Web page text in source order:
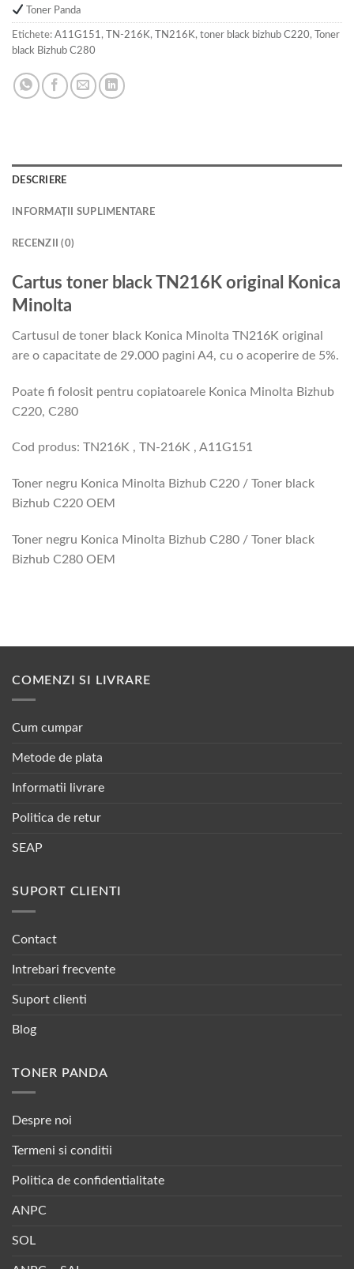
Toner Panda
Etichete: A11G151 , TN-216K, TN216K, toner black bizhub C220,
Toner
black Bizhub C280
DESCRIERE
INFORMAȚII SUPLIMENTARE
RECENZII (0)
Cartus toner black TN216K original Konica
Minolta
Cartusul de toner black Konica Minolta TN216K original
are o capacitate de 29.000 pagini A4, cu o acoperire de 5%.
Poate fi folosit pentru copiatoarele Konica Minolta Bizhub
C220, C280
Cod produs: TN216K , TN-216K , A11G151
Toner negru Konica Minolta Bizhub C220 / Toner black
Bizhub C220 OEM
Toner negru Konica Minolta Bizhub C280 / Toner black
Bizhub C280 OEM
COMENZI SI LIVRARE
Cum cumpar
Metode de plata
Informatii livrare
Politica de retur
SEAP
SUPORT CLIENTI
Contact
Intrebari frecvente
Suport clienti
Blog
TONER PANDA
Despre noi
Termeni si conditii
Politica de confidentialitate
ANPC
SOL